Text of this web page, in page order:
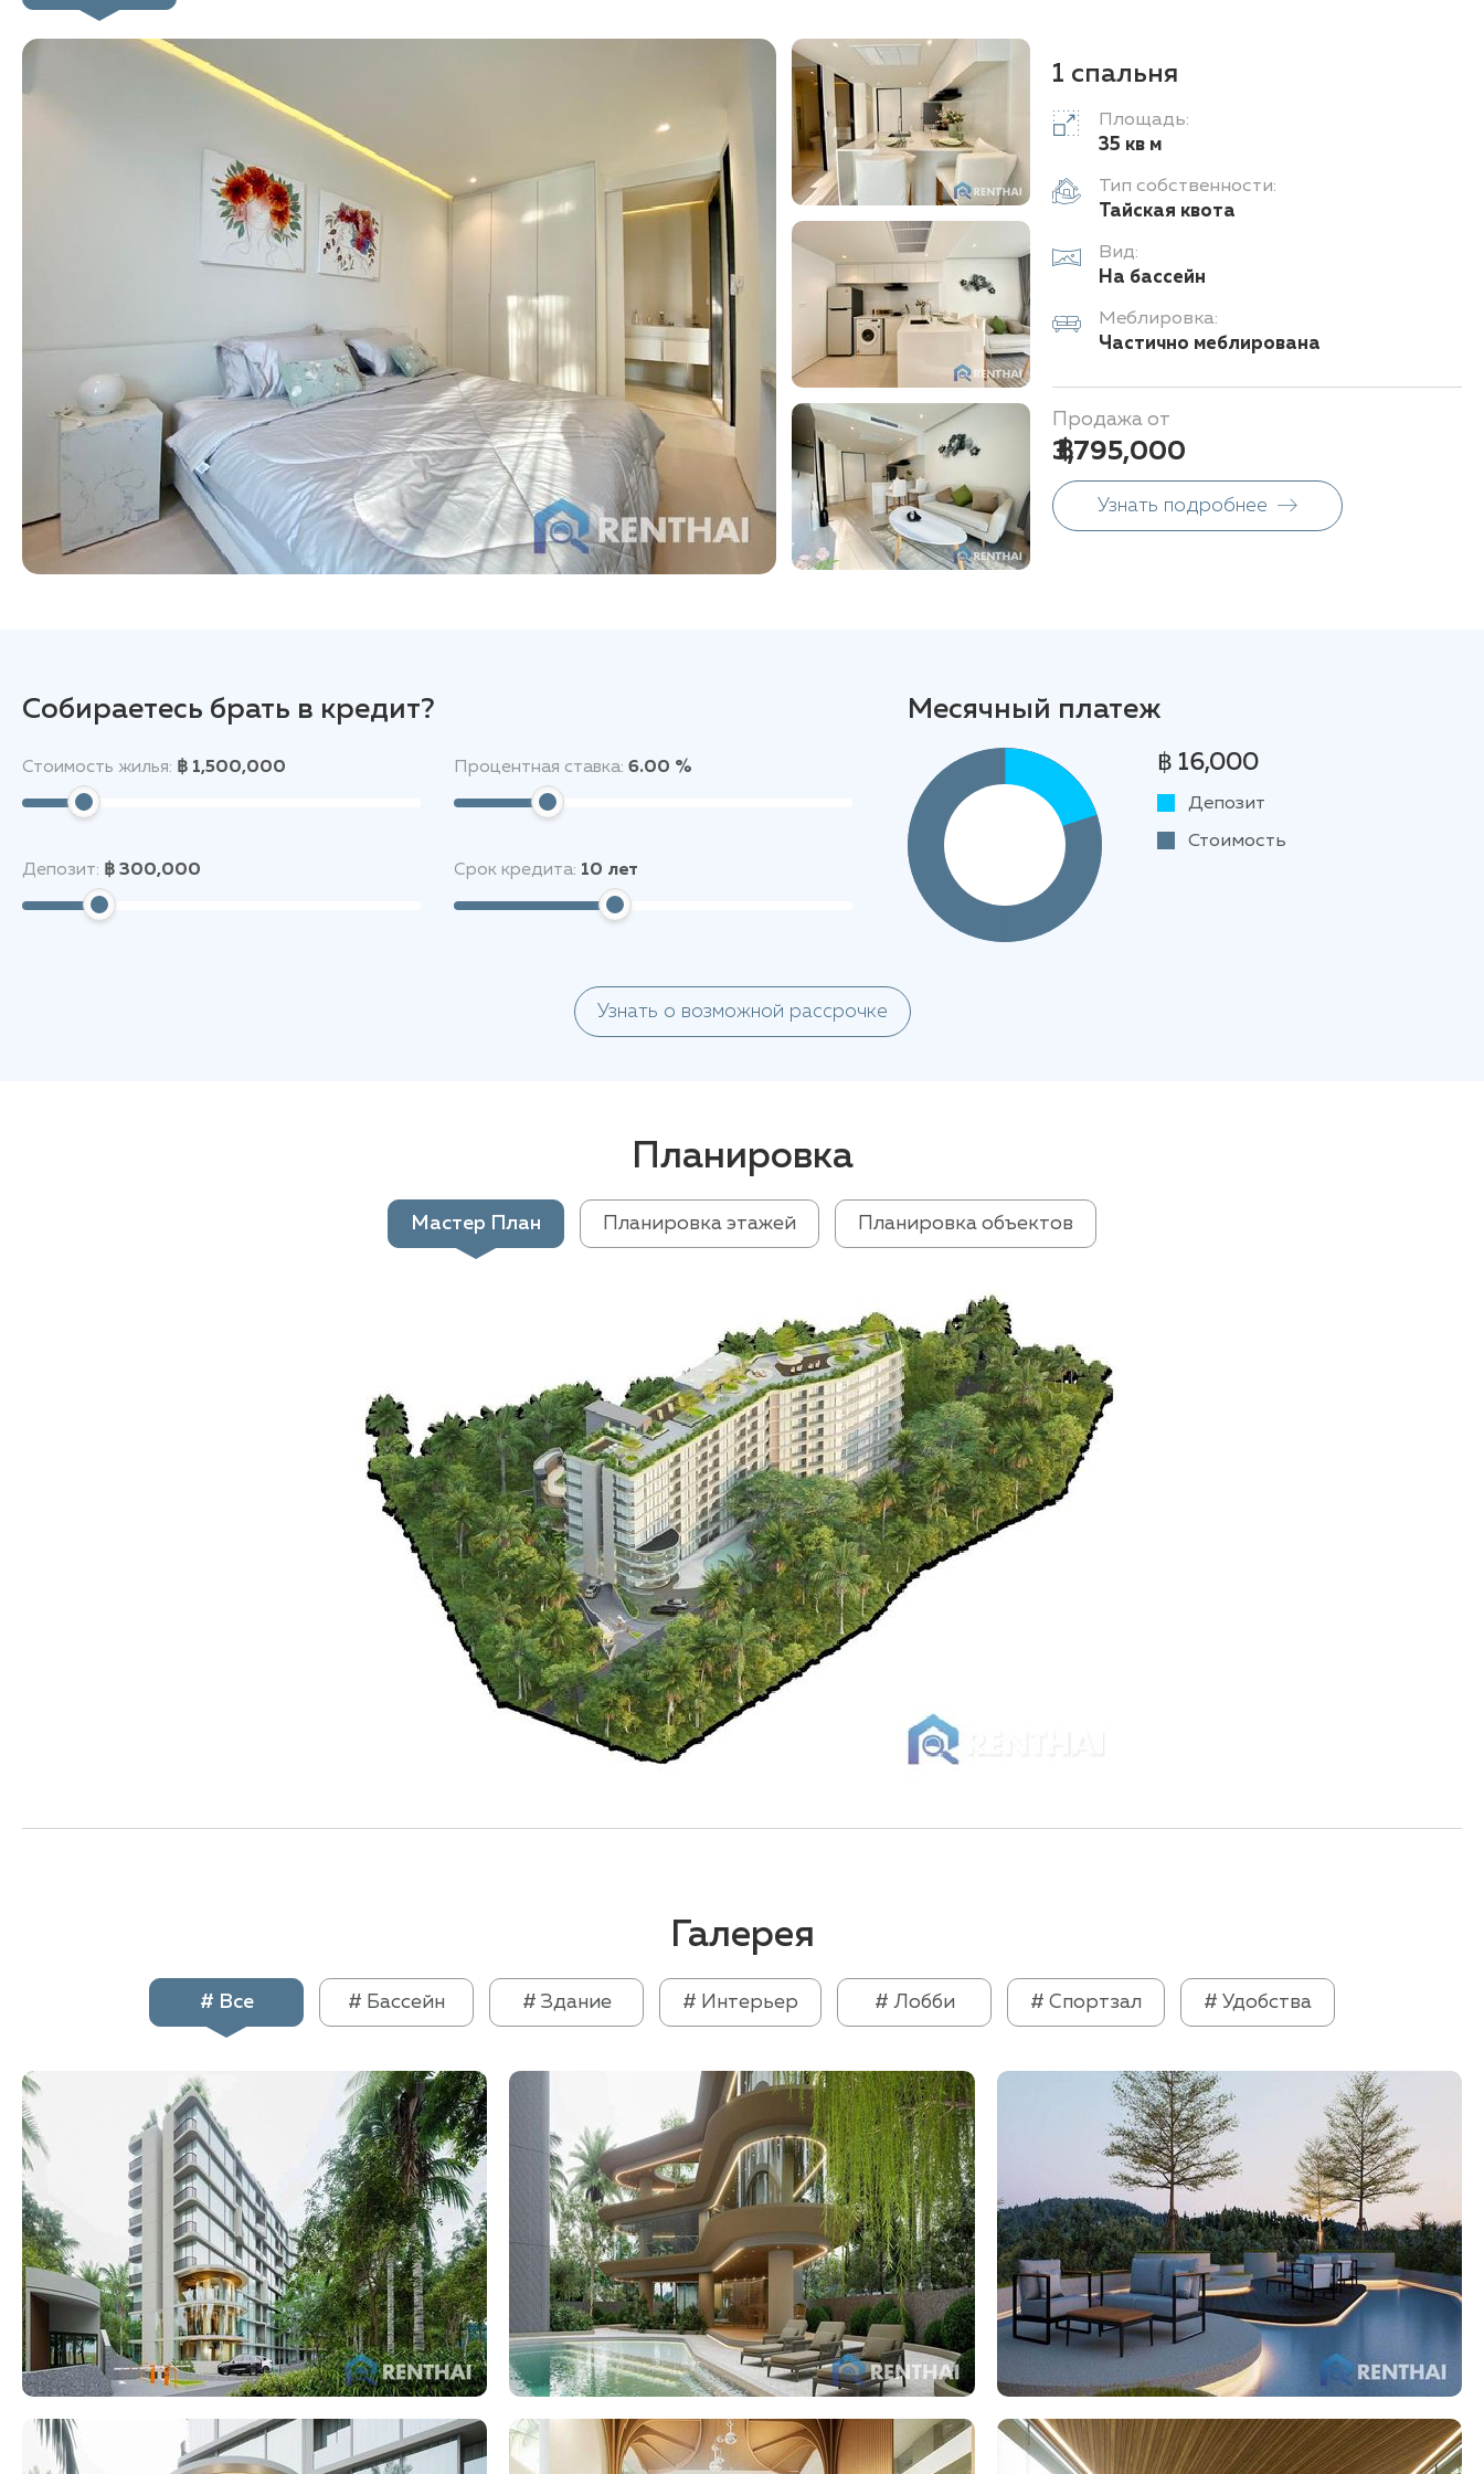
1 спальня
Площадь:
35 кв м
Тип собственности:
Тайская квота
Вид:
На бассейн
Меблировка:
Частично меблирована
Продажа от
฿ 3,795,000
Узнать подробнее
Собираетесь брать в кредит?
Стоимость жилья: ฿ 1,500,000 Процентная ставка:6.00 %
Депозит: ฿ 300,000 Срок кредита: 10 лет
Месячный платеж
฿ 16,000
Депозит
Стоимость
Узнать о возможной рассрочке
Планировка
Мастер План Планировка этажей Планировка объектов
Галерея
# Все # Бассейн # Здание # Интерьер # Лобби # Спортзал # Удобства